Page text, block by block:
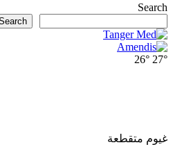
Search
27°
26°
غيوم متقطعة